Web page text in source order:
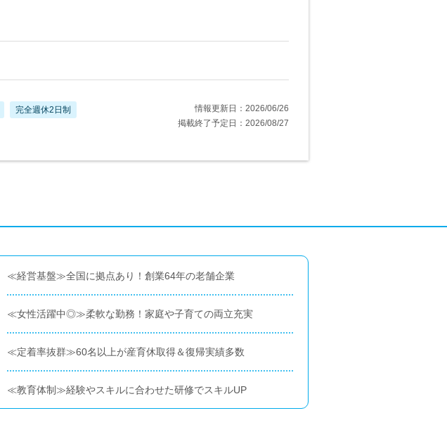
完全週休2日制
情報更新日：2026/06/26
掲載終了予定日：2026/08/27
≪経営基盤≫全国に拠点あり！創業64年の老舗企業
≪女性活躍中◎≫柔軟な勤務！家庭や子育ての両立充実
≪定着率抜群≫60名以上が産育休取得＆復帰実績多数
≪教育体制≫経験やスキルに合わせた研修でスキルUP